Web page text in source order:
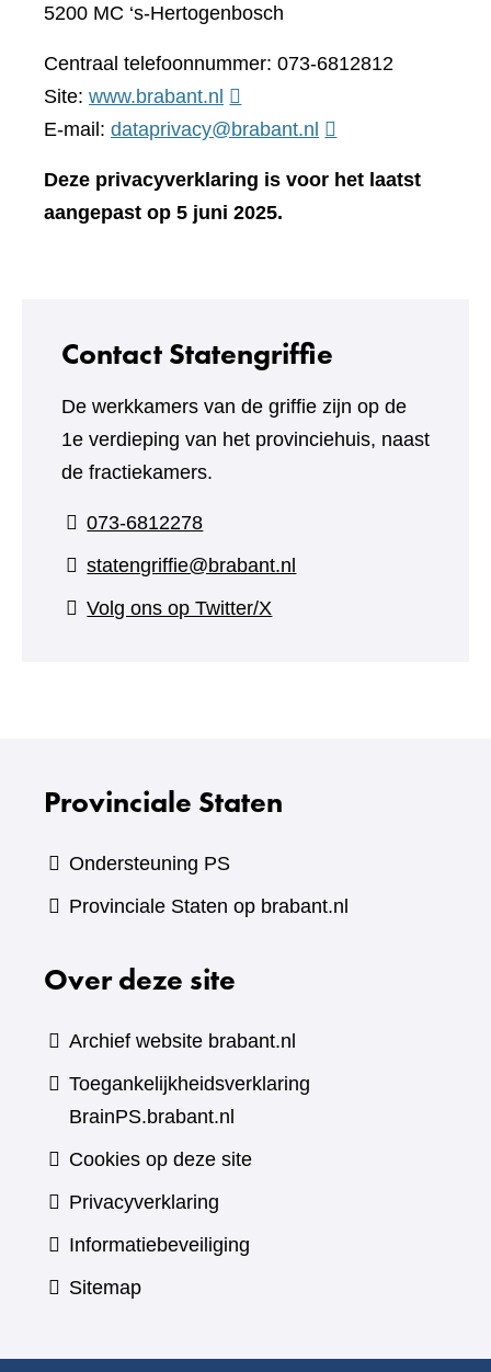
5200 MC ‘s-Hertogenbosch
Centraal telefoonnummer: 073-6812812
Site: www.brabant.nl (verwijst
naar
andere
E-mail: dataprivacy@brabant.nl
Deze privacyverklaring is voor het laatst
aangepast op 5 juni 2025.
Contact Statengriffie
De werkkamers van de griffie zijn op de
1e verdieping van het provinciehuis, naast
de fractiekamers.
073-6812278
statengriffie@brabant.nl
Volg ons op Twitter/X
Provinciale Staten
Ondersteuning PS
Provinciale Staten op brabant.nl
Over deze site
Archief website brabant.nl
Toegankelijkheidsverklaring
BrainPS.brabant.nl
Cookies op deze site
Privacyverklaring
Informatiebeveiliging
Sitemap